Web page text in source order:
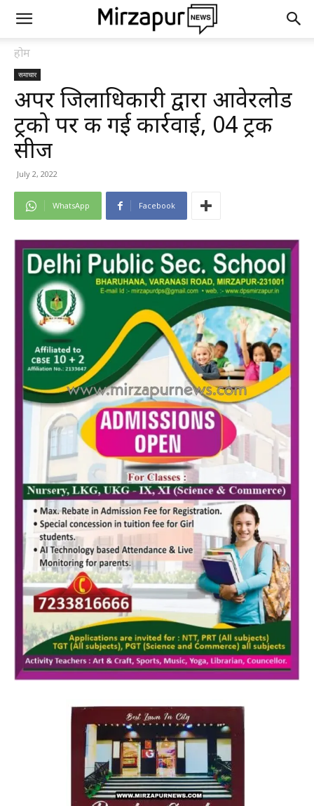
होम
समाचार
अपर जिलाधिकारी द्वारा आवेरलोड
ट्रको पर की गई कार्रवाई, 04 ट्रक
सीज
July 2, 2022
WhatsApp Facebook